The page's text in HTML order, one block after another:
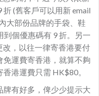
(舊客戶可以用新 email
大部份品牌的手袋、鞋
個優惠碼有 9 折。另一
，以往一律寄香港要付
運費寄香港，就算不夠
港運費只需 HK$80。
牌有好多，俾少少提示大